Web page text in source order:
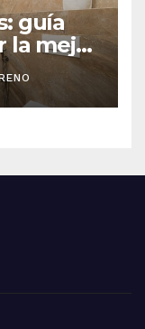
guía
la mejor